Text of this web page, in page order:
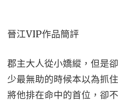
晉江VIP作品簡評
郡主大人從小嬌縱，但是
少最無助的時候本以為抓
將他排在命中的首位，卻